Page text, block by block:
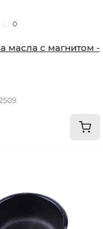
0
масла с магнитом -